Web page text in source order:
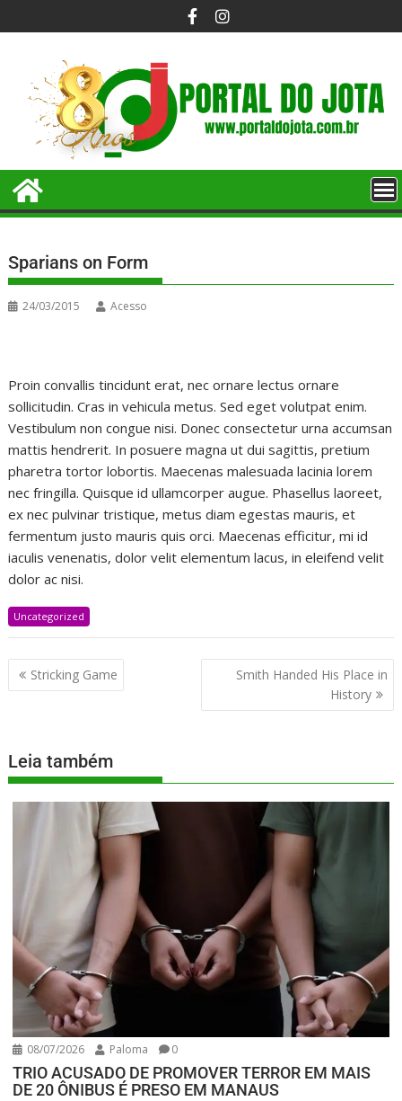
Sparians on Form
24/03/2015 Acesso
Proin convallis tincidunt erat, nec ornare lectus ornare
sollicitudin. Cras in vehicula metus. Sed eget volutpat enim.
Vestibulum non congue nisi. Donec consectetur urna accumsan
mattis hendrerit. In posuere magna ut dui sagittis, pretium
pharetra tortor lobortis. Maecenas malesuada lacinia lorem
nec fringilla. Quisque id ullamcorper augue. Phasellus laoreet,
ex nec pulvinar tristique, metus diam egestas mauris, et
fermentum justo mauris quis orci. Maecenas efficitur, mi id
iaculis venenatis, dolor velit elementum lacus, in eleifend velit
dolor ac nisi.
Uncategorized
Stricking Game
Smith Handed His Place in
History
Leia também
08/07/2026 Paloma 0
TRIO ACUSADO DE PROMOVER TERROR EM MAIS
DE 20 ÔNIBUS É PRESO EM MANAUS